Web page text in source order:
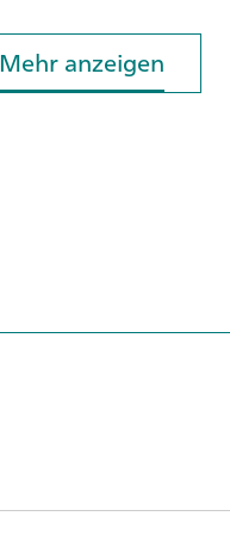
Mehr anzeigen
Mehr anzeigen